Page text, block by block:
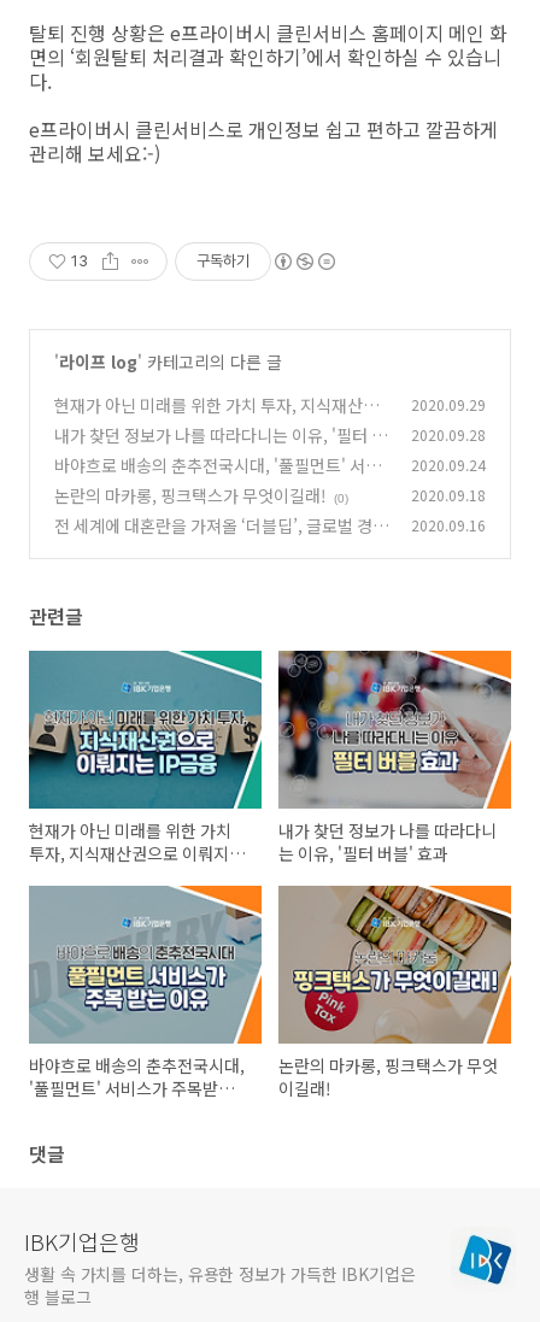
탈퇴 진행 상황은 e프라이버시 클린서비스 홈페이지 메인 화
면의 ‘회원탈퇴 처리결과 확인하기’에서 확인하실 수 있습니
다.
e프라이버시 클린서비스로 개인정보 쉽고 편하고 깔끔하게
관리해 보세요:-)
13 구독하기
'라이프 log' 카테고리의 다른 글
현재가 아닌 미래를 위한 가치 투자, 지식재산권
으로 이뤄지는 IP금융
(0)
2020.09.29
내가 찾던 정보가 나를 따라다니는 이유, '필터 버
블' 효과
(0)
2020.09.28
바야흐로 배송의 춘추전국시대, '풀필먼트' 서비
스가 주목받는 이유 (0)
2020.09.24
논란의 마카롱, 핑크택스가 무엇이길래! (0) 2020.09.18
전 세계에 대혼란을 가져올 ‘더블딥’, 글로벌 경제
2020.09.16
관련글
현재가 아닌 미래를 위한 가치
투자, 지식재산권으로 이뤄지는
내가 찾던 정보가 나를 따라다니
는 이유, '필터 버블' 효과
바야흐로 배송의 춘추전국시대,
'풀필먼트' 서비스가 주목받는
논란의 마카롱, 핑크택스가 무엇
이길래!
댓글
IBK기업은행
생활 속 가치를 더하는, 유용한 정보가 가득한 IBK기업은
행 블로그